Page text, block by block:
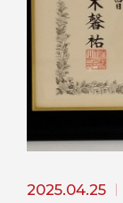
2025.04.25